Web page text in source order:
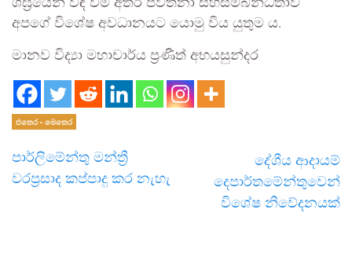
අපගේ විශේෂ අවධානයට යොමු විය යුතුම ය.
මානව විද්‍යා මහාචාර්ය ප්‍රණීත් අභයසුන්දර
එතෙර - මෙතෙර
පාර්ලිමේන්තු මන්ත්‍රී
වරප්‍රසාද කප්පාදු කර නැහැ
දේශීය ආදායම්
දෙපාර්තමේන්තුවෙන්
විශේෂ නිවේදනයක්